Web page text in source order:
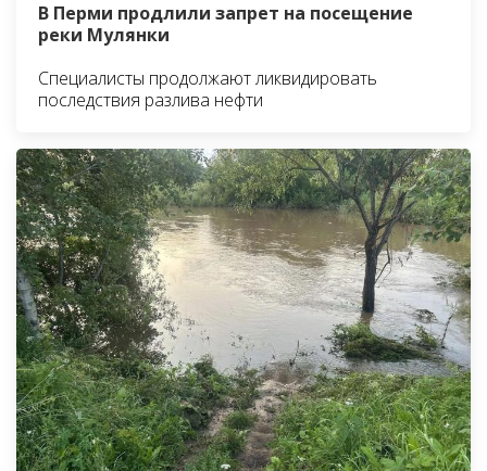
В Перми продлили запрет на посещение
реки Мулянки
Специалисты продолжают ликвидировать
последствия разлива нефти